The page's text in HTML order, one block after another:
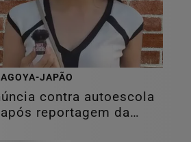
JAPÃO
contra autoescola
reportagem da